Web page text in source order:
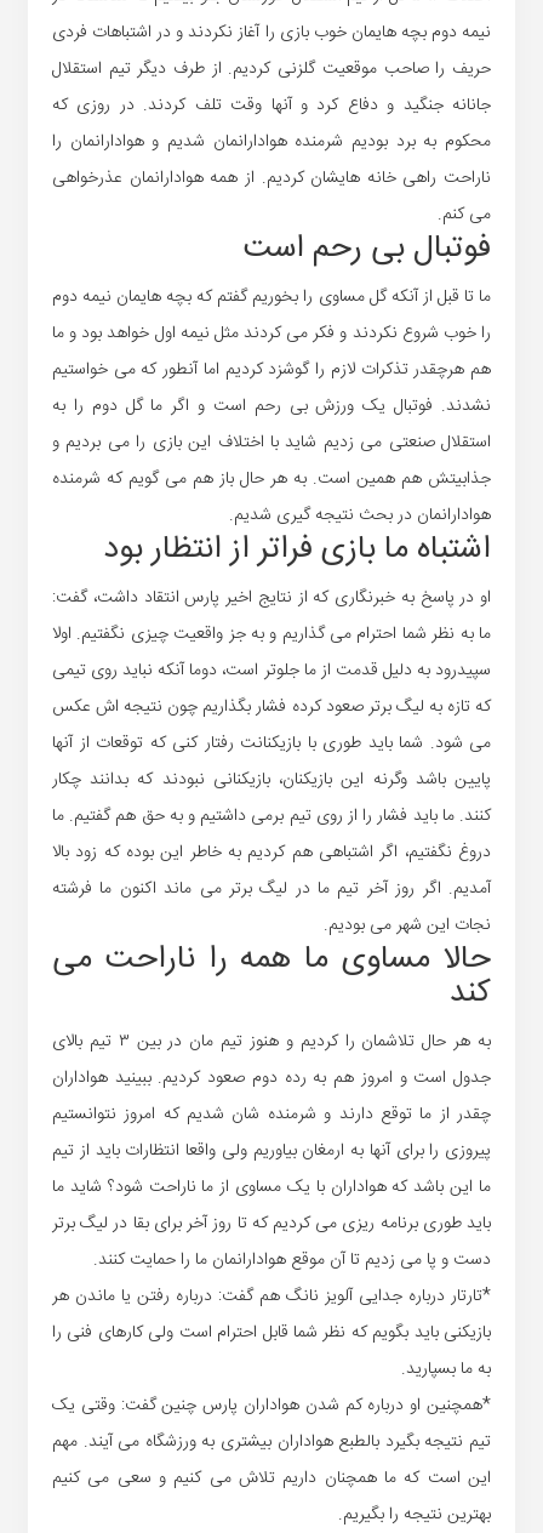
نیمه دوم بچه هایمان خوب بازی را آغاز نکردند و در اشتباهات فردی
حریف را صاحب موقعیت گلزنی کردیم. از طرف دیگر تیم استقلال
جانانه جنگید و دفاع کرد و آنها وقت تلف کردند. در روزی که
محکوم به برد بودیم شرمنده هوادارانمان شدیم و هوادارانمان را
ناراحت راهی خانه هایشان کردیم. از همه هوادارانمان عذرخواهی
می کنم.
فوتبال بی رحم است
ما تا قبل از آنکه گل مساوی را بخوریم گفتم که بچه هایمان نیمه دوم
را خوب شروع نکردند و فکر می کردند مثل نیمه اول خواهد بود و ما
هم هرچقدر تذکرات لازم را گوشزد کردیم اما آنطور که می خواستیم
نشدند. فوتبال یک ورزش بی رحم است و اگر ما گل دوم را به
استقلال صنعتی می زدیم شاید با اختلاف این بازی را می بردیم و
جذابیتش هم همین است. به هر حال باز هم می گویم که شرمنده
هوادارانمان در بحث نتیجه گیری شدیم.
اشتباه ما بازی فراتر از انتظار بود
او در پاسخ به خبرنگاری که از نتایج اخیر پارس انتقاد داشت، گفت:
ما به نظر شما احترام می گذاریم و به جز واقعیت چیزی نگفتیم. اولا
سپیدرود به دلیل قدمت از ما جلوتر است، دوما آنکه نباید روی تیمی
که تازه به لیگ برتر صعود کرده فشار بگذاریم چون نتیجه اش عکس
می شود. شما باید طوری با بازیکنانت رفتار کنی که توقعات از آنها
پایین باشد وگرنه این بازیکنان، بازیکنانی نبودند که بدانند چکار
کنند. ما باید فشار را از روی تیم برمی داشتیم و به حق هم گفتیم. ما
دروغ نگفتیم، اگر اشتباهی هم کردیم به خاطر این بوده که زود بالا
آمدیم. اگر روز آخر تیم ما در لیگ برتر می ماند اکنون ما فرشته
نجات این شهر می بودیم.
حالا مساوی ما همه را ناراحت می
کند
به هر حال تلاشمان را کردیم و هنوز تیم مان در بین ۳ تیم بالای
جدول است و امروز هم به رده دوم صعود کردیم. ببینید هواداران
چقدر از ما توقع دارند و شرمنده شان شدیم که امروز نتوانستیم
پیروزی را برای آنها به ارمغان بیاوریم ولی واقعا انتظارات باید از تیم
ما این باشد که هواداران با یک مساوی از ما ناراحت شود؟ شاید ما
باید طوری برنامه ریزی می کردیم که تا روز آخر برای بقا در لیگ برتر
دست و پا می زدیم تا آن موقع هوادارانمان ما را حمایت کنند.
*تارتار درباره جدایی آلویز نانگ هم گفت: درباره رفتن یا ماندن هر
بازیکنی باید بگویم که نظر شما قابل احترام است ولی کارهای فنی را
به ما بسپارید.
*همچنین او درباره کم شدن هواداران پارس چنین گفت: وقتی یک
تیم نتیجه بگیرد بالطبع هواداران بیشتری به ورزشگاه می آیند. مهم
این است که ما همچنان داریم تلاش می کنیم و سعی می کنیم
بهترین نتیجه را بگیریم.